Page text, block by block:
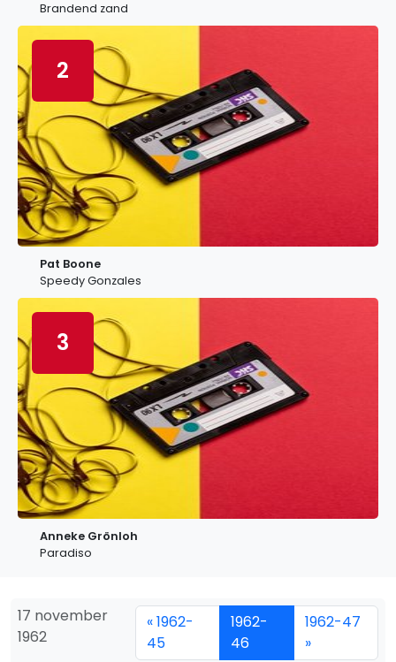
Brandend zand
2
Pat Boone
Speedy Gonzales
3
Anneke Grönloh
Paradiso
17 november
1962
« 1962-
45
1962-
46
1962-47
»